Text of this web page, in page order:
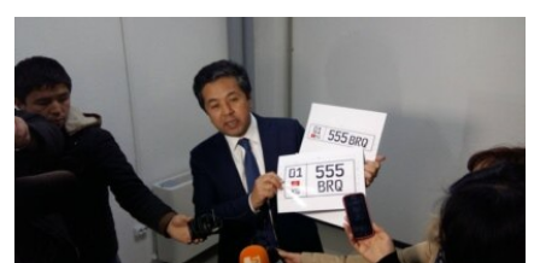
ТОҶИКӢ
TÜRKMENÇE
Все сайты РСЕ/РС